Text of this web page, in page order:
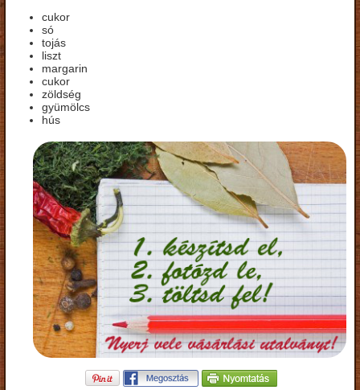
cukor
só
tojás
liszt
margarin
cukor
zöldség
gyümölcs
hús